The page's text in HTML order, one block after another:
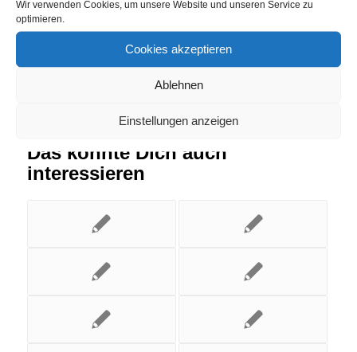
Wir verwenden Cookies, um unsere Website und unseren Service zu
optimieren.
Cookies akzeptieren
Ablehnen
Einstellungen anzeigen
Das könnte Dich auch
interessieren